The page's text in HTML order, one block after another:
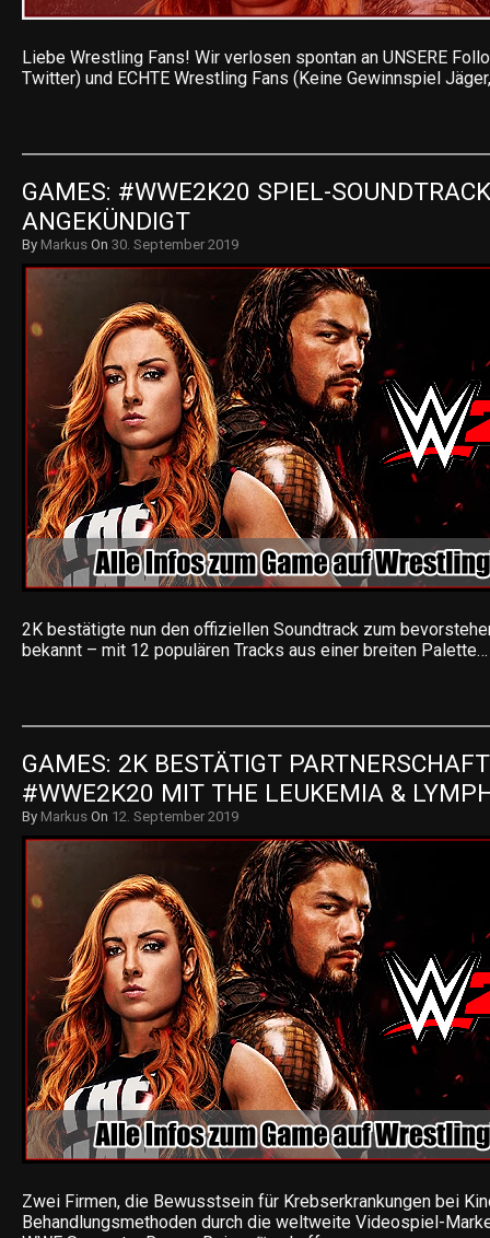
Liebe Wrestling Fans! Wir verlosen spontan an UNSERE
Twitter) und ECHTE Wrestling Fans (Keine Gewinnspiel
GAMES: #WWE2K20 SPIEL-SOUNDTRACK
ANGEKÜNDIGT
By Markus On 30. September 2019
2K bestätigte nun den offiziellen Soundtrack zum
bekannt – mit 12 populären Tracks aus einer breiten Palette…
GAMES: 2K BESTÄTIGT
#WWE2K20 MIT THE LEUKEMIA &
By Markus On 12. September 2019
Zwei Firmen, die Bewusstsein für Krebserkrankungen bei
Behandlungsmethoden durch die weltweite Videospiel-